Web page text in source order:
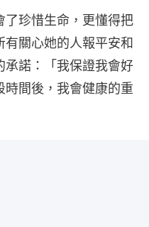
了珍惜生命，更懂得把
關心她的人報平安和
承諾：「我保證我會好
間後，我會健康的重